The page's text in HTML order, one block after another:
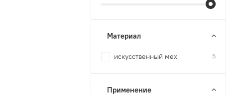
Материал
искусственный мех 5
Применение